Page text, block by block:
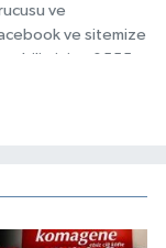
ve
ve sitemize
- 0555